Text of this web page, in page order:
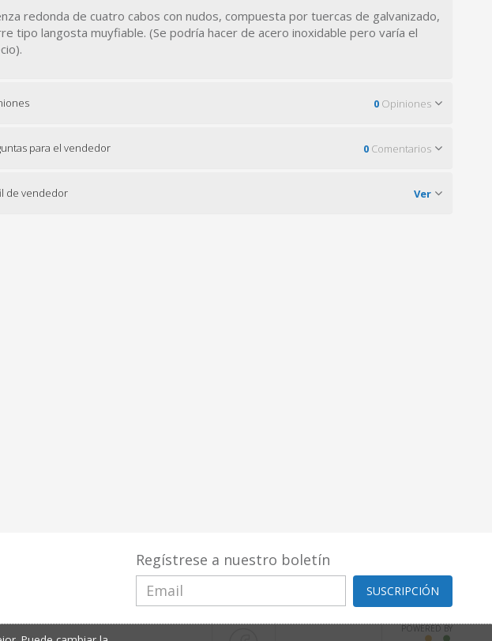
redonda de cuatro cabos con nudos, compuesta por tuercas de galvanizado,
tipo langosta muyfiable. (Se podría hacer de acero inoxidable pero varía el
0 Opiniones
para el vendedor 0 Comentarios
de vendedor Ver
Regístrese a nuestro boletín
SUSCRIPCIÓN
POWERED BY